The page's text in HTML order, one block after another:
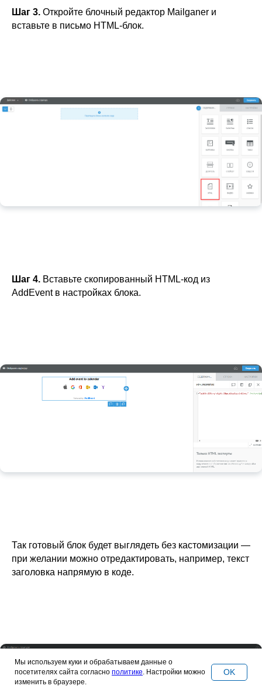
Шаг 3. Откройте блочный редактор Mailganer и
вставьте в письмо HTML-блок.
Шаг 4. Вставьте скопированный HTML-код из
AddEvent в настройках блока.
Так готовый блок будет выглядеть без кастомизации —
при желании можно отредактировать, например, текст
заголовка напрямую в коде.
Мы используем куки и обрабатываем данные о
посетителях сайта согласно политике. Настройки можно
изменить в браузере.
OK